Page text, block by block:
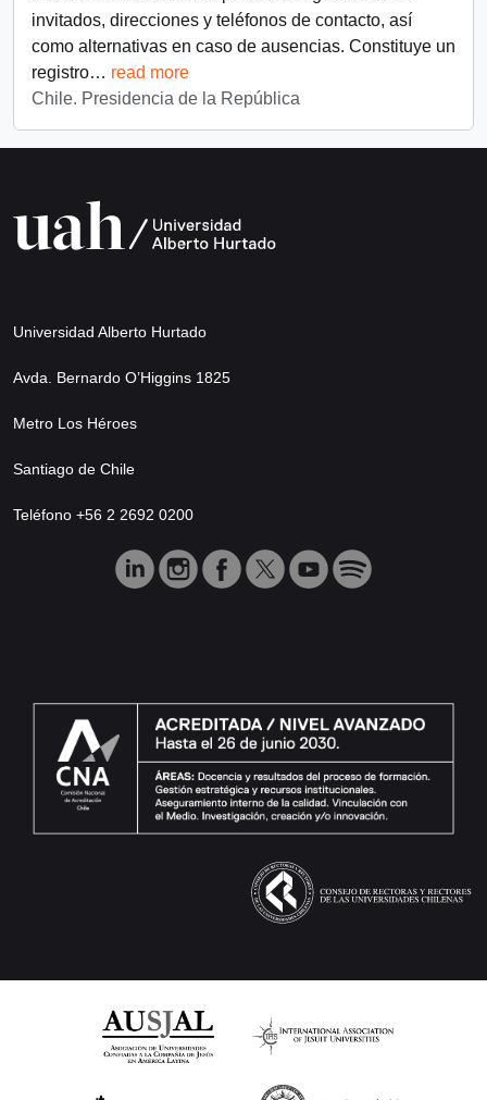
invitados, direcciones y teléfonos de contacto, así
como alternativas en caso de ausencias. Constituye un
registro… read more
Chile. Presidencia de la República
Universidad Alberto Hurtado
Avda. Bernardo O’Higgins 1825
Metro Los Héroes
Santiago de Chile
Teléfono +56 2 2692 0200